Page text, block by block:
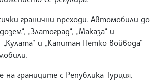
гранични преходи. Автомобили до
„Златоград“, „Маказа“ и
„Кулата“ и „Капитан Петко войвода“
границите с Република Турция,